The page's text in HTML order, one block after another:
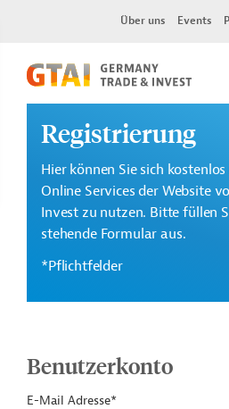
Über uns Events
Registrierung
Hier können Sie sich
Online Services der Website
Invest zu nutzen. Bitte füllen
stehende Formular aus.
*Pflichtfelder
Benutzerkonto
E-Mail Adresse*